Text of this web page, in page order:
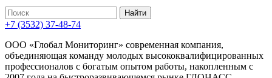
+7 (3532) 37-48-74
ООО «Глобал Мониторинг» современная компания,
объединяющая команду молодых высококвалифицированных
профессионалов с богатым опытом работы, накопленным с